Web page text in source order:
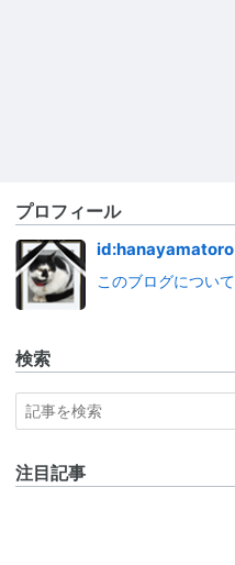
プロフィール
id:hanayamatoro
このブログについて
検索
注目記事